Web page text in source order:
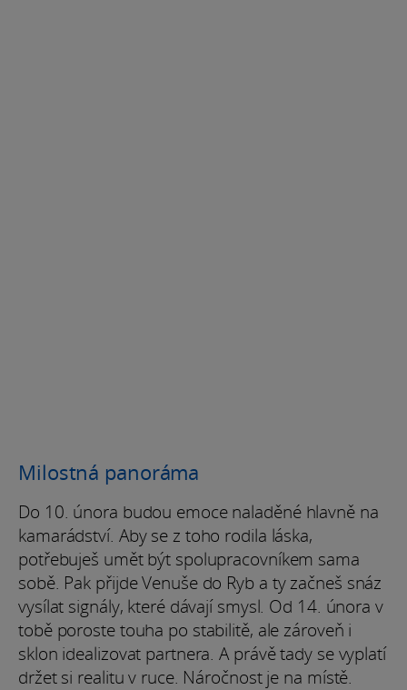
Milostná panoráma
Do 10. února budou emoce naladěné hlavně na
kamarádství. Aby se z toho rodila láska,
potřebuješ umět být spolupracovníkem sama
sobě. Pak přijde Venuše do Ryb a ty začneš snáz
vysílat signály, které dávají smysl. Od 14. února v
tobě poroste touha po stabilitě, ale zároveň i
sklon idealizovat partnera. A právě tady se vyplatí
držet si realitu v ruce. Náročnost je na místě.